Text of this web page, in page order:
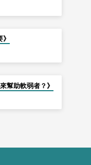
幫助軟弱者？》